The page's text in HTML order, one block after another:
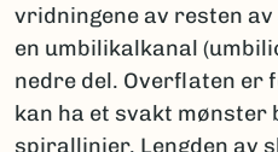
vridningene av resten
en umbilikalkanal
nedre del. Overflaten er
kan ha et svakt mønster
spirallinjer. Lengden av